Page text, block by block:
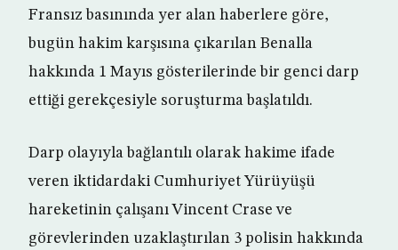
Fransız basınında yer alan haberlere göre,
bugün hakim karşısına çıkarılan Benalla
hakkında 1 Mayıs gösterilerinde bir genci darp
ettiği gerekçesiyle soruşturma başlatıldı.
Darp olayıyla bağlantılı olarak hakime ifade
veren iktidardaki Cumhuriyet Yürüyüşü
hareketinin çalışanı Vincent Crase ve
görevlerinden uzaklaştırılan 3 polisin hakkında